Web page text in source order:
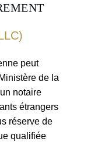
peut
de la
notaire
étrangers
réserve de
qualifiée